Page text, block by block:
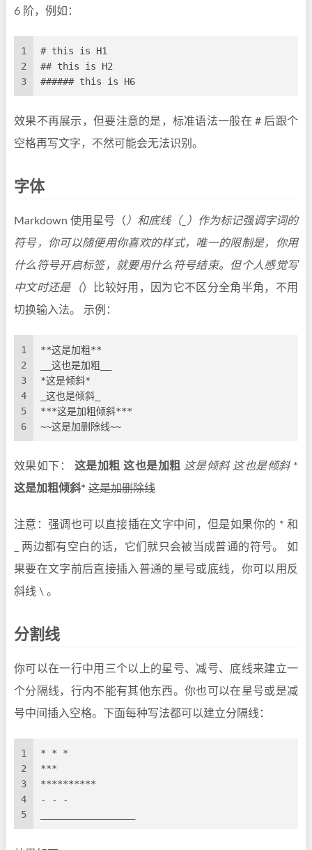
6 阶，例如：
1
2
3
# this is H1
## this is H2
###### this is H6
效果不再展示，但要注意的是，标准语法一般在 # 后跟个
空格再写文字，不然可能会无法识别。
字体
Markdown 使用星号（ ）和底线（_）作为标记强调字词的
符号，你可以随便用你喜欢的样式，唯一的限制是，你用
什么符号开启标签，就要用什么符号结束。但个人感觉写
中文时还是（）比较好用，因为它不区分全角半角，不用
切换输入法。 示例：
1
2
3
4
5
6
**这是加粗**
__这也是加粗__
*这是倾斜*
_这也是倾斜_
***这是加粗倾斜***
~~这是加删除线~~
效果如下： 这是加粗 这也是加粗 这是倾斜 这也是倾斜*
这是加粗倾斜* 这是加删除线
注意：强调也可以直接插在文字中间，但是如果你的 * 和
_ 两边都有空白的话，它们就只会被当成普通的符号。 如
果要在文字前后直接插入普通的星号或底线，你可以用反
斜线 \ 。
分割线
你可以在一行中用三个以上的星号、减号、底线来建立一
个分隔线，行内不能有其他东西。你也可以在星号或是减
号中间插入空格。下面每种写法都可以建立分隔线：
1
2
3
4
5
* * *
***
**********
- - -